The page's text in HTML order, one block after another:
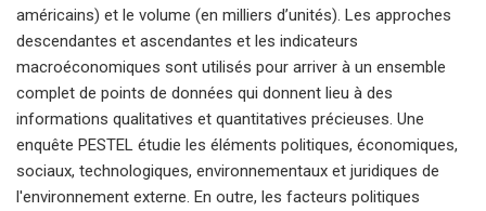
américains) et le volume (en milliers d’unités). Les approches
descendantes et ascendantes et les indicateurs
macroéconomiques sont utilisés pour arriver à un ensemble
complet de points de données qui donnent lieu à des
informations qualitatives et quantitatives précieuses. Une
enquête PESTEL étudie les éléments politiques, économiques,
sociaux, technologiques, environnementaux et juridiques de
l'environnement externe. En outre, les facteurs politiques